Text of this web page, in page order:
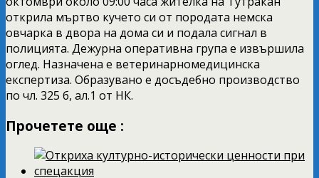
открила мъртво кучето си от породата немска
овчарка в двора на дома си и подала сигнал в
полицията. Дежурна оперативна група е извършила
оглед. Назначена е ветеринарномедицинска
експертиза. Образувано е досъдебно производство
по чл. 325 б, ал.1 от НК.
Прочетете още :